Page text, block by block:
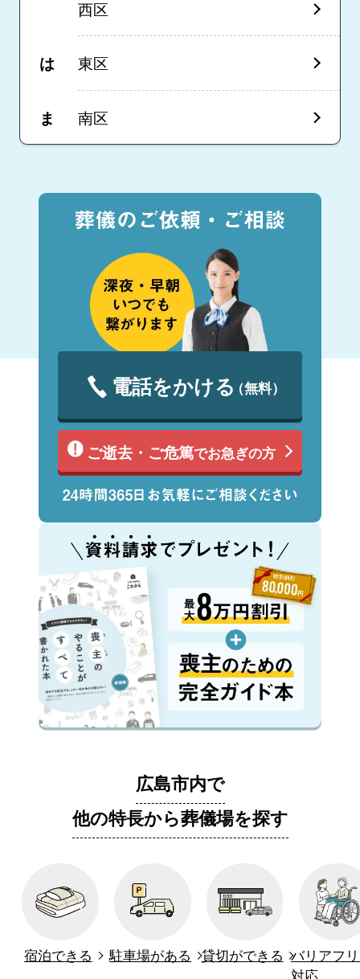
西区
は 東区
ま 南区
電話をかける（無料）
ご逝去・ご危篤でお急ぎの方
広島市内で
他の特長から葬儀場を探す
宿泊できる 駐車場がある 貸切ができる バリアフ
対応